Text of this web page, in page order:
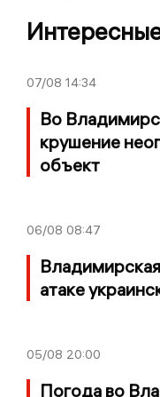
07/08 14:34
Во
крушение
объект
06/08 08:47
атаке
05/08 20:00
Погода во